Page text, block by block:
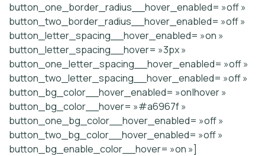
button_one_border_radius__hover_enabled= »off »
button_two_border_radius__hover_enabled= »off »
button_letter_spacing__hover_enabled= »on »
button_letter_spacing__hover= »3px »
button_one_letter_spacing__hover_enabled= »off »
button_two_letter_spacing__hover_enabled= »off »
button_bg_color__hover_enabled= »on|hover »
button_bg_color__hover= »#a6967f »
button_one_bg_color__hover_enabled= »off »
button_two_bg_color__hover_enabled= »off »
button_bg_enable_color__hover= »on »]